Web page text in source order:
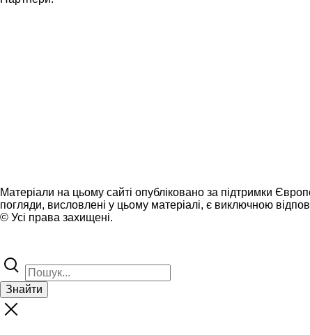
Матеріали на цьому сайті опубліковано за підтримки
погляди, висловлені у цьому матеріалі, є виключною
© Усі права захищені.
Знайти